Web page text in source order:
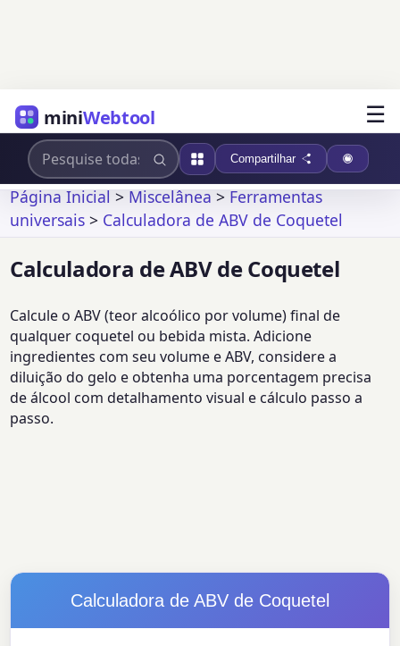
miniWebtool ☰
Compartilhar
Página Inicial>Miscelânea>Ferramentas
universais > Calculadora de ABV de Coquetel
Calculadora de ABV de Coquetel
Calcule o ABV (teor alcoólico por volume) final de
qualquer coquetel ou bebida mista. Adicione
ingredientes com seu volume e ABV, considere a
diluição do gelo e obtenha uma porcentagem precisa
de álcool com detalhamento visual e cálculo passo a
passo.
Calculadora de ABV de Coquetel